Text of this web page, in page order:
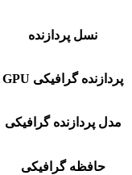
نسل پردازنده
پردازنده گرافیکی GPU
مدل پردازنده گرافیکی
حافظه گرافیکی